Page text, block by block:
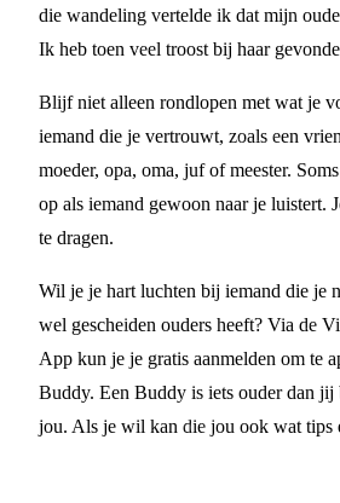
die wandeling vertelde ik dat mijn
Ik heb toen veel troost bij haar
Blijf niet alleen rondlopen met wat je
iemand die je vertrouwt, zoals een
moeder, opa, oma, juf of meester.
op als iemand gewoon naar je luistert.
te dragen.
Wil je je hart luchten bij iemand die je
wel gescheiden ouders heeft? Via de
App kun je je gratis aanmelden om te
Buddy. Een Buddy is iets ouder dan jij
jou. Als je wil kan die jou ook wat tips